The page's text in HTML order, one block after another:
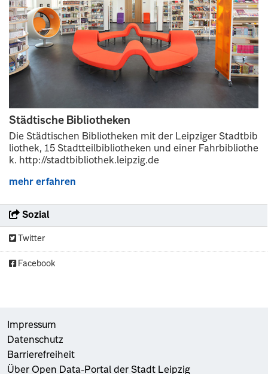
Städtische Bibliotheken
Die Städtischen Bibliotheken mit der Leipziger Stadtbib
liothek, 15 Stadtteilbibliotheken und einer Fahrbibliothe
k. http://stadtbibliothek.leipzig.de
mehr erfahren
Sozial
Twitter
Facebook
Impressum
Datenschutz
Barrierefreiheit
Über Open Data-Portal der Stadt Leipzig